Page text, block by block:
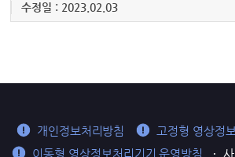
수정일 : 2023.02.03
개인정보처리방침
고정형 영상정
이동형 영상정보처리기기 운영방침